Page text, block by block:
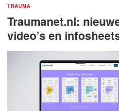
TRAUMA
Traumanet.nl:
video’s en